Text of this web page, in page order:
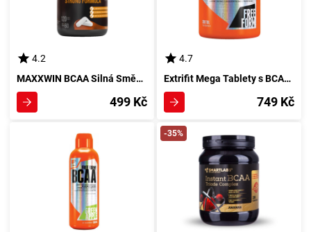
4.2
MAXXWIN BCAA Silná Směs 4000 120 tablet
499 Kč
4.7
Extrifit Mega Tablety s BCAA 1800mg - 150 ks
749 Kč
-35%